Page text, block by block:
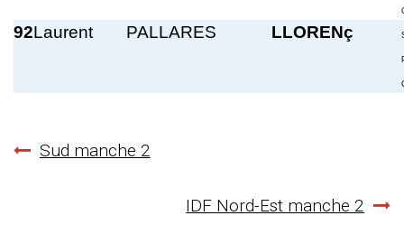
92Laurent PALLARES LLORENç
Navigation
Sud manche 2
IDF Nord-Est manche 2